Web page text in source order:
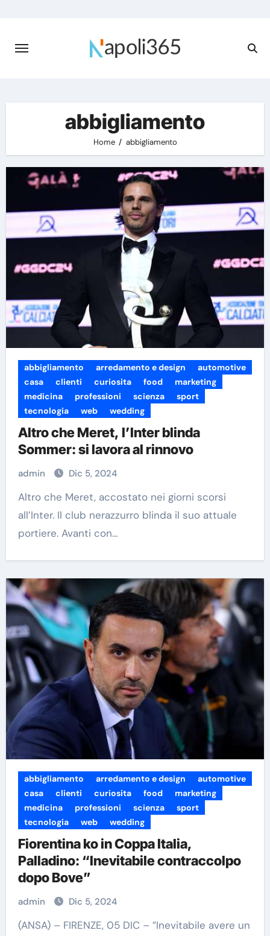
content
abbigliamento
Home abbigliamento
abbigliamento arredamento e design
automotive
casa
clienti curiosita food
marketing
medicina
professioni scienza
sport
tecnologia
web wedding
Altro che Meret, l’Inter blinda
Sommer: si lavora al rinnovo
admin Dic 5, 2024
Altro che Meret, accostato nei giorni scorsi
all’Inter. Il club nerazzurro blinda il suo attuale
portiere. Avanti con…
abbigliamento arredamento e design
automotive
casa
clienti curiosita food
marketing
medicina
professioni scienza
sport
tecnologia
web wedding
Fiorentina ko in Coppa Italia,
Palladino: “Inevitabile contraccolpo
dopo Bove”
admin Dic 5, 2024
(ANSA) – FIRENZE, 05 DIC – ”Inevitabile avere un